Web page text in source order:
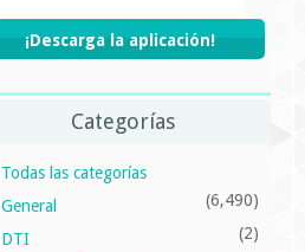
¡Descarga la aplicación!
Categorías
Todas las categorías
General
(6,490)
DTI (2)